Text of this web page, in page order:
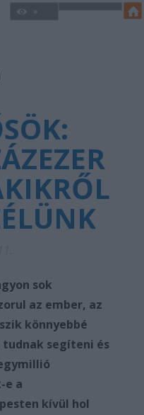
sok
az ember, az
könnyebbé
segíteni és
e a
kívül hol